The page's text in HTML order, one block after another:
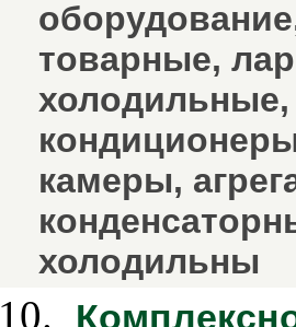
товарные,
камеры,
холодильны
10.